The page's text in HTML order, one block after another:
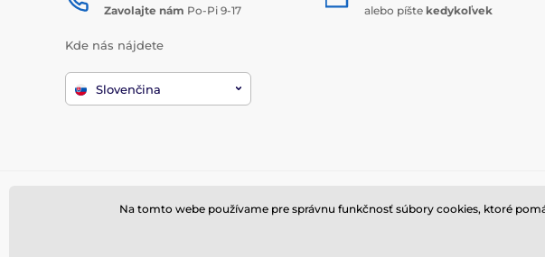
Zavolajte nám Po-Pi 9-17 alebo píšte kedykoľvek
Kde nás nájdete
Slovenčina
© 2026
Na tomto webe používame pre správnu funkčnosť súbory cookies, ktoré